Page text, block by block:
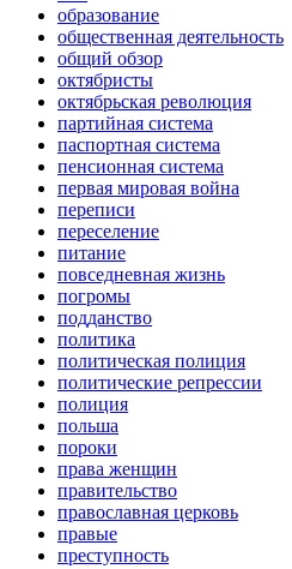
образование
общественная деятельность
общий обзор
октябристы
октябрьская революция
партийная система
паспортная система
пенсионная система
первая мировая война
переписи
переселение
питание
повседневная жизнь
погромы
подданство
политика
политическая полиция
политические репрессии
полиция
польша
пороки
права женщин
правительство
православная церковь
правые
преступность